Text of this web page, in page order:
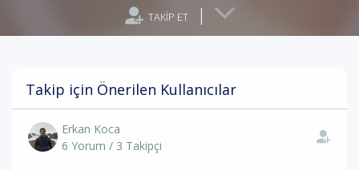
TAKİP ET |
Takip için Önerilen Kullanıcılar
Erkan Koca
6 Yorum / 3 Takipçi